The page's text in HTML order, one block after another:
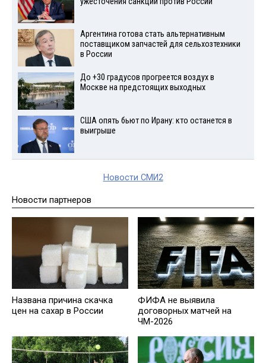
Аргентина готова стать альтернативным
поставщиком запчастей для сельхозтехники
в России
До +30 градусов прогреется воздух в
Москве на предстоящих выходных
США опять бьют по Ирану: кто останется в
выигрыше
Новости СМИ2
Новости партнеров
Названа причина скачка
цен на сахар в России
ФИФА не выявила
договорных матчей на
ЧМ-2026